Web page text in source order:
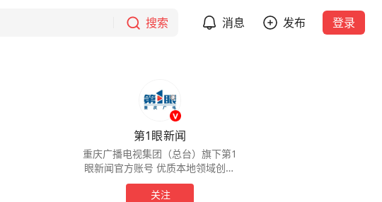
搜索 消息 发布 登录
第1眼新闻
重庆广播电视集团（总台）旗下第1
眼新闻官方账号 优质本地领域创作
者
关注